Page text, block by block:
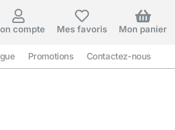
compte Mes favoris Mon panier
Promotions Contactez-nous